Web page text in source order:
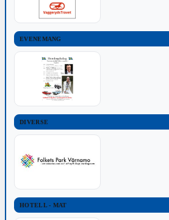
EVENEMANG
DIVERSE
HOTELL - MAT